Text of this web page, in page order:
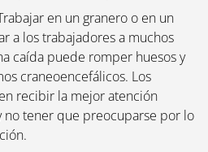
en un granero o en un
a los trabajadores a muchos
caída puede romper huesos y
craneoencefálicos. Los
recibir la mejor atención
tener que preocuparse por lo